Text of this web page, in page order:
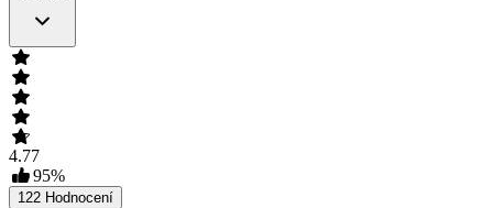
4.77
95%
122 Hodnocení